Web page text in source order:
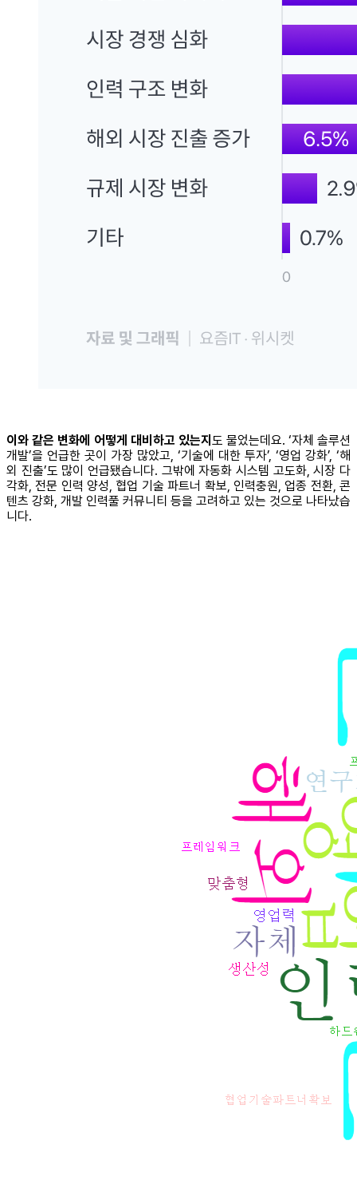
이와 같은 변화에 어떻게 대비하고 있는지 도 물었는데요. ‘자체 솔루션
개발’을 언급한 곳이 가장 많았고, ‘기술에 대한 투자’, ‘영업 강화’, ‘해
외 진출’도 많이 언급됐습니다. 그밖에 자동화 시스템 고도화, 시장 다
각화, 전문 인력 양성, 협업 기술 파트너 확보, 인력충원, 업종 전환, 콘
텐츠 강화, 개발 인력풀 커뮤니티 등을 고려하고 있는 것으로 나타났습
니다.